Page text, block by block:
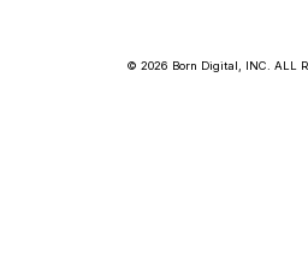
© 2026 Born Digital, INC. ALL